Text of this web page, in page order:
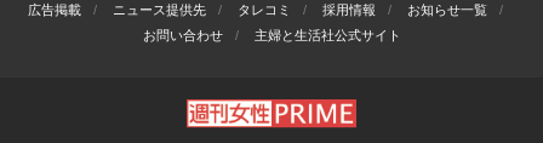
広告掲載
ニュース提供先 タレコミ 採用情報
お知らせ一覧
お問い合わせ
主婦と生活社公式サイト